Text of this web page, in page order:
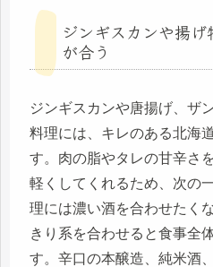
ジンギスカンや揚
が合う
ジンギスカンや唐揚げ、ザ
料理には、キレのある北海
す。肉の脂やタレの甘辛さ
軽くしてくれるため、次の
理には濃い酒を合わせたく
きり系を合わせると食事全
す。辛口の本醸造、純米酒